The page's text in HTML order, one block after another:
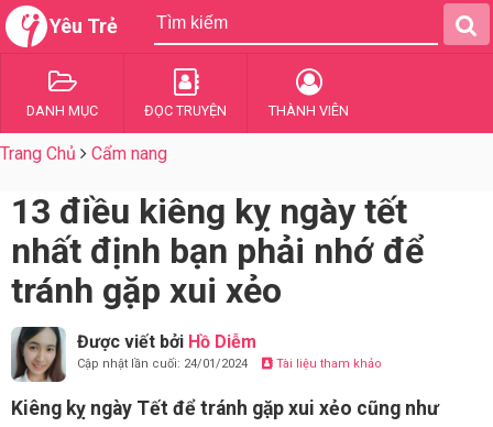
Yêu Trẻ
DANH MỤC ĐỌC TRUYỆN THÀNH VIÊN
Trang Chủ Cẩm nang
13 điều kiêng kỵ ngày tết
nhất định bạn phải nhớ để
tránh gặp xui xẻo
Được viết bởi Hồ Diễm
Cập nhật lần cuối: 24/01/2024 Tài liệu tham khảo
Kiêng kỵ ngày Tết để tránh gặp xui xẻo cũng như